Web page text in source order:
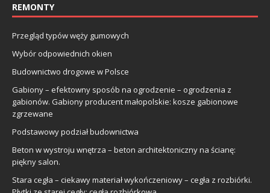
REMONTY
Przegląd typów węży gumowych
Wybór odpowiednich okien
Budownictwo drogowe w Polsce
Gabiony – efektowny sposób na ogrodzenie – ogrodzenia z
gabionów. Gabiony producent małopolskie: kosze gabionowe
zgrzewane
Podstawowy podział budownictwa
Beton w wystroju wnętrza – beton architektoniczny na ścianę:
piękny salon.
Stara cegła – ciekawy materiał wykończeniowy – cegła z rozbiórki.